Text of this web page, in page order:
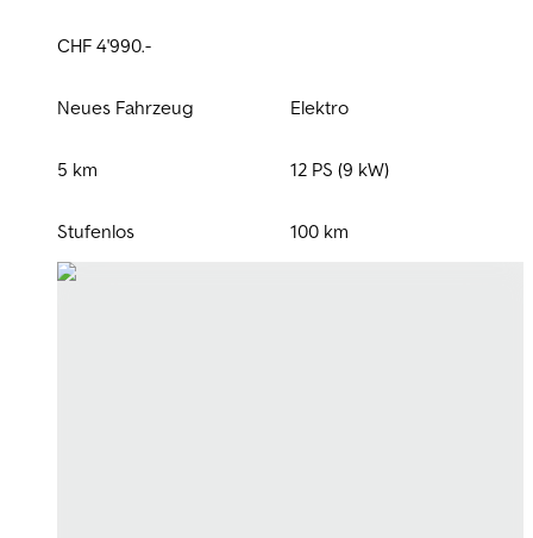
CHF 4'990.-
Neues Fahrzeug Elektro
5 km 12 PS (9 kW)
Stufenlos 100 km